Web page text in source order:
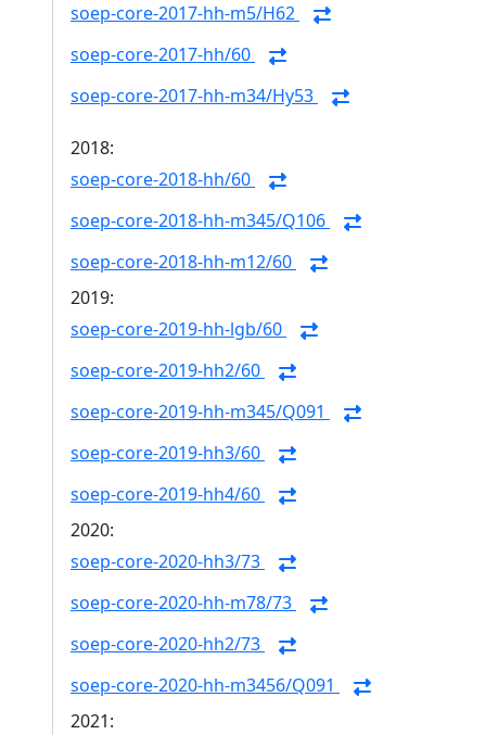
soep-core-2017-hh-m5/H62
soep-core-2017-hh/60
soep-core-2017-hh-m34/Hy53
2018:
soep-core-2018-hh/60
soep-core-2018-hh-m345/Q106
soep-core-2018-hh-m12/60
2019:
soep-core-2019-hh-lgb/60
soep-core-2019-hh2/60
soep-core-2019-hh-m345/Q091
soep-core-2019-hh3/60
soep-core-2019-hh4/60
2020:
soep-core-2020-hh3/73
soep-core-2020-hh-m78/73
soep-core-2020-hh2/73
soep-core-2020-hh-m3456/Q091
2021: